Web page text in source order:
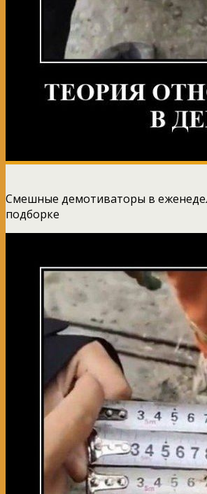
Смешные демотиваторы в
подборке